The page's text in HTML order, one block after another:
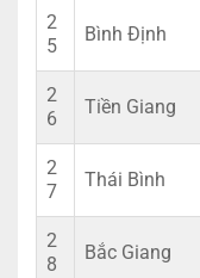
2
5
Bình Định
2
6
Tiền Giang
2
7
Thái Bình
2
8
Bắc Giang